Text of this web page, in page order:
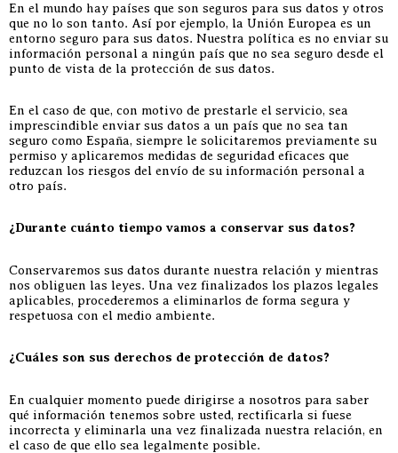
En el mundo hay países que son seguros para sus datos y otros
que no lo son tanto. Así por ejemplo, la Unión Europea es un
entorno seguro para sus datos. Nuestra política es no enviar su
información personal a ningún país que no sea seguro desde el
punto de vista de la protección de sus datos.
En el caso de que, con motivo de prestarle el servicio, sea
imprescindible enviar sus datos a un país que no sea tan
seguro como España, siempre le solicitaremos previamente su
permiso y aplicaremos medidas de seguridad eficaces que
reduzcan los riesgos del envío de su información personal a
otro país.
¿Durante cuánto tiempo vamos a conservar sus datos?
Conservaremos sus datos durante nuestra relación y mientras
nos obliguen las leyes. Una vez finalizados los plazos legales
aplicables, procederemos a eliminarlos de forma segura y
respetuosa con el medio ambiente.
¿Cuáles son sus derechos de protección de datos?
En cualquier momento puede dirigirse a nosotros para saber
qué información tenemos sobre usted, rectificarla si fuese
incorrecta y eliminarla una vez finalizada nuestra relación, en
el caso de que ello sea legalmente posible.